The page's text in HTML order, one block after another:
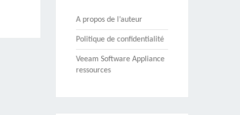
A propos de l’auteur
Politique de confidentialité
Veeam Software Appliance
ressources